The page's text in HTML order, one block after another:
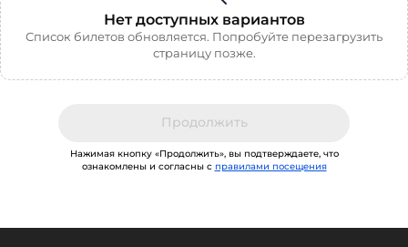
Нет доступных вариантов
Список билетов обновляется. Попробуйте перезагрузить
страницу позже.
Продолжить
Нажимая кнопку «Продолжить», вы подтверждаете, что
ознакомлены и согласны с правилами посещения